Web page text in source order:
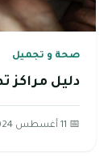
صحة و تجميل
دليل مراكز
📅 11 أغسطس 2024